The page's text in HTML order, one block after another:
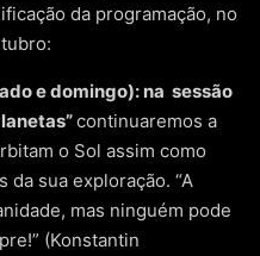
da programação, no
e domingo): na sessão
continuaremos a
o Sol assim como
da sua exploração. “A
mas ninguém pode
(Konstantin